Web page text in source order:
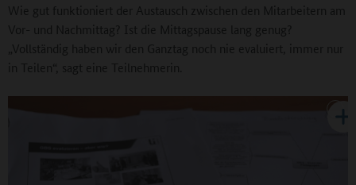
Wie gut funktioniert der Austausch zwischen den Mitarbeitern am
Vor- und Nachmittag? Ist die Mittagspause lang genug?
„Vollständig haben wir den Ganztag noch nie evaluiert, immer nur
in Teilen“, sagt eine Teilnehmerin.